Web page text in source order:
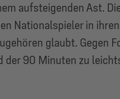
aufsteigenden Ast.
Nationalspieler in
glaubt. Gegen
der 90 Minuten zu